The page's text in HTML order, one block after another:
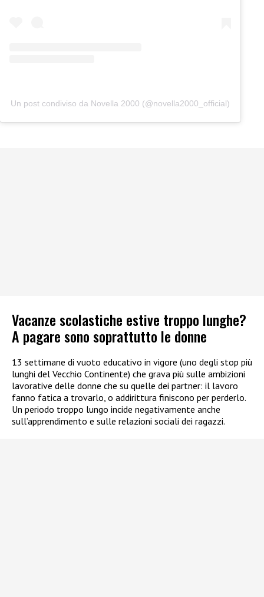
Un post condiviso da Novella 2000 (@novella2000_official)
Vacanze scolastiche estive troppo lunghe?
A pagare sono soprattutto le donne
13 settimane di vuoto educativo in vigore (uno degli stop più
lunghi del Vecchio Continente) che grava più sulle ambizioni
lavorative delle donne che su quelle dei partner: il lavoro
fanno fatica a trovarlo, o addirittura finiscono per perderlo.
Un periodo troppo lungo incide negativamente anche
sull’apprendimento e sulle relazioni sociali dei ragazzi.